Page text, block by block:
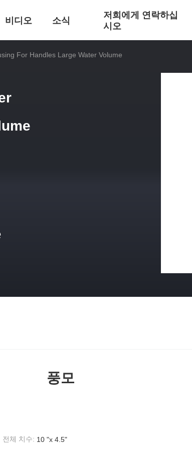
비디오 소식
저희에게 연락하십
시오
For Handles Large Water Volume
풍모
전체 치수: 10 "x 4.5"